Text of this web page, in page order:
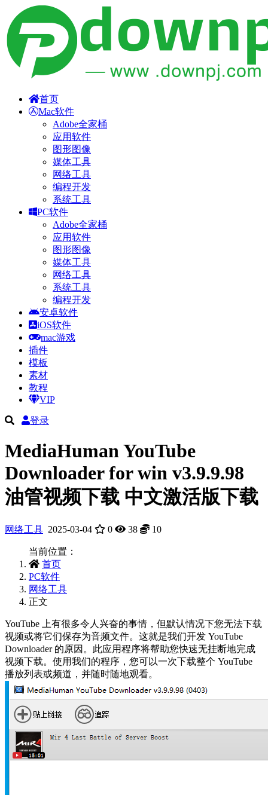
首页
Mac软件
Adobe全家桶
应用软件
图形图像
媒体工具
网络工具
编程开发
系统工具
PC软件
Adobe全家桶
应用软件
图形图像
媒体工具
网络工具
系统工具
编程开发
安卓软件
iOS软件
mac游戏
插件
模板
素材
教程
VIP
登录
MediaHuman YouTube
Downloader for win v3.9.9.98
油管视频下载 中文激活版下载
网络工具 2025-03-04 0 38 10
当前位置：
首页
PC软件
网络工具
正文
YouTube 上有很多令人兴奋的事情，但默认情况下您无法下载
视频或将它们保存为音频文件。这就是我们开发 YouTube
Downloader 的原因。此应用程序将帮助您快速无挂断地完成
视频下载。使用我们的程序，您可以一次下载整个 YouTube
播放列表或频道，并随时随地观看。